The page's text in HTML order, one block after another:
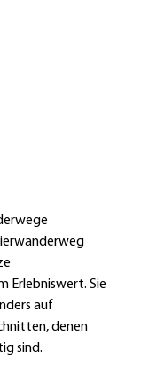
Erlebniswert. Sie
auf
denen
sind.